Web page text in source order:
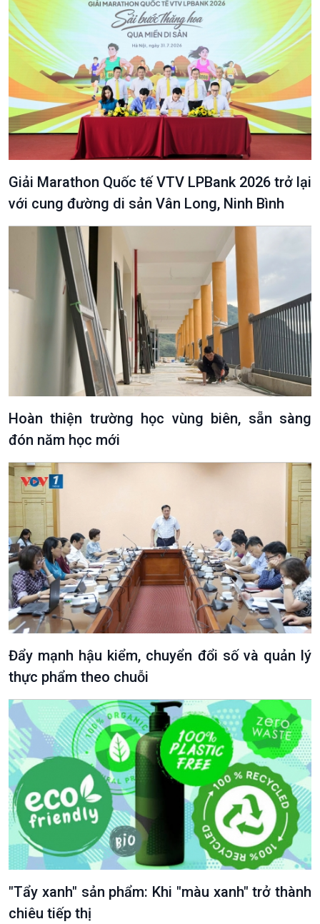
Văn hoá & Du lịch
Tin Văn hoá & Du lịch
Chát với người nổi tiếng
Câu chuyện Thể thao
Multimedia
Ảnh
Video
Infographic
E-Magazine
Podcast
Góc nhìn VOV1
Bình luận
10 phút Sự kiện - Luận bàn
Câu chuyện thời sự
Dòng chảy sự kiện
Đối thoại
Diễn đàn chủ nhật
Chuyện đêm
Giải Marathon Quốc tế VTV LPBank 2026 trở lại
với cung đường di sản Vân Long, Ninh Bình
Hoàn thiện trường học vùng biên, sẵn sàng
đón năm học mới
Đẩy mạnh hậu kiểm, chuyển đổi số và quản lý
thực phẩm theo chuỗi
"Tẩy xanh" sản phẩm: Khi "màu xanh" trở thành
chiêu tiếp thị